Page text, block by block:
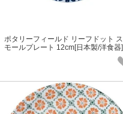
ポタリーフィールド リーフドット ス
モールプレート 12cm[日本製/洋食器]